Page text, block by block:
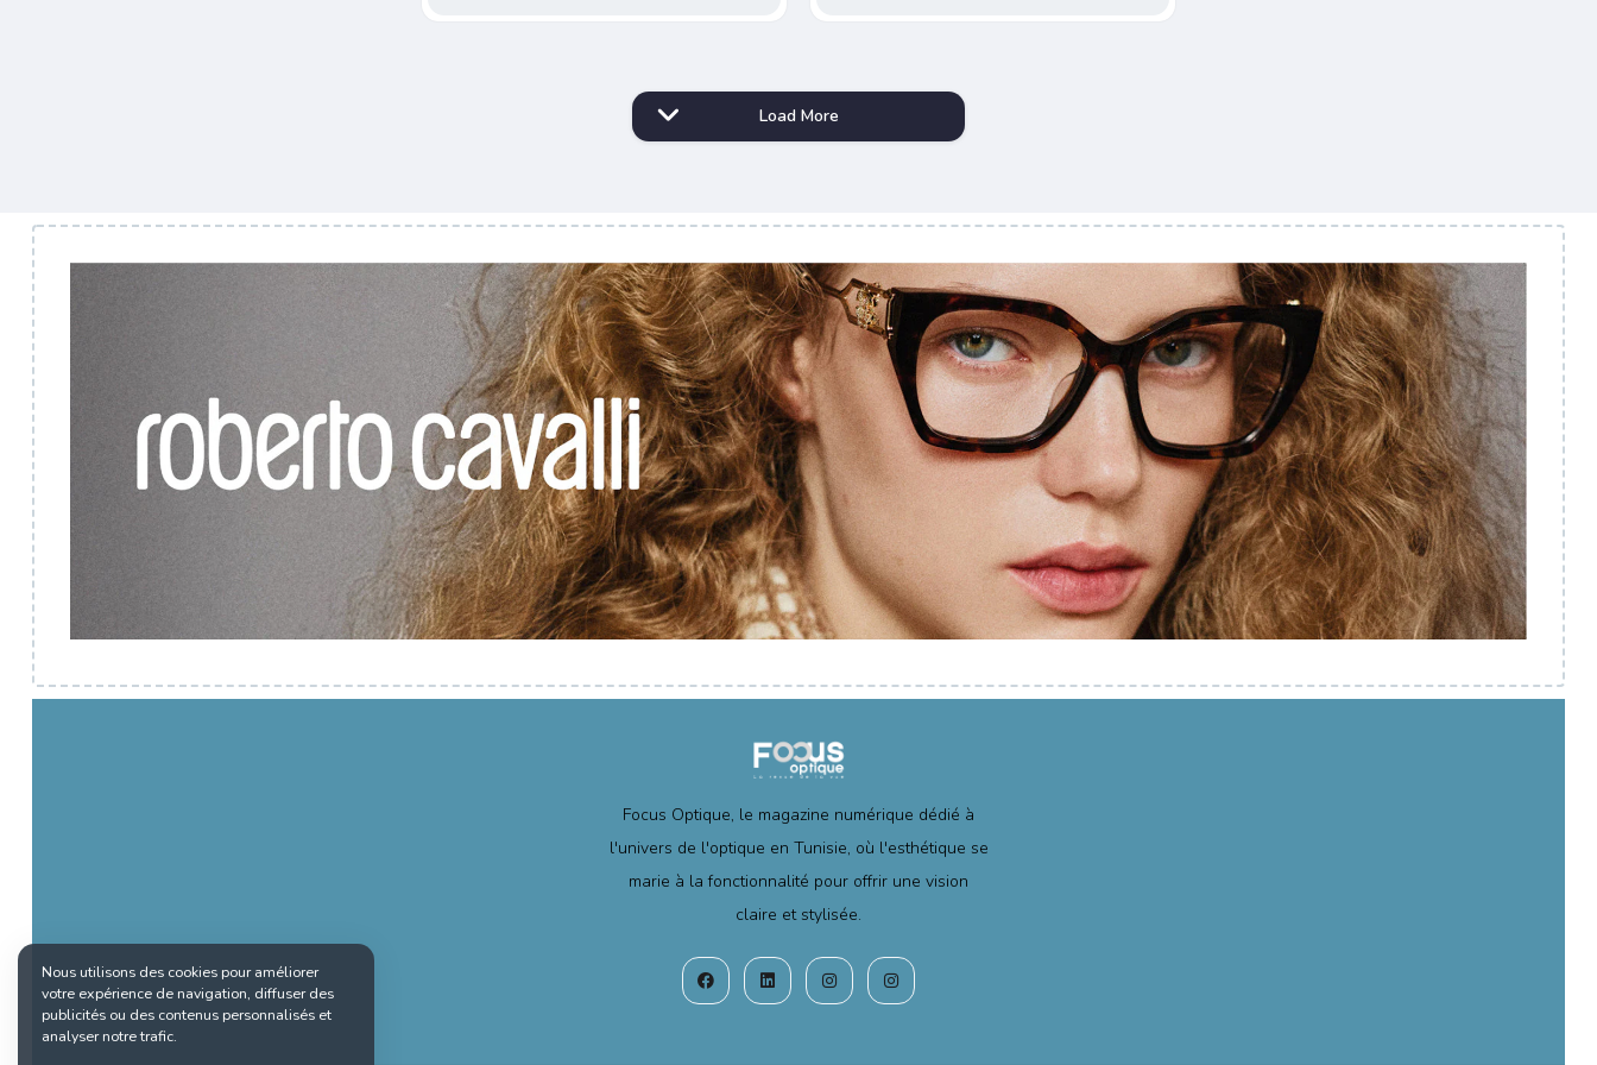
Load More
Focus Optique, le magazine numérique dédié à
l'univers de l'optique en Tunisie, où l'esthétique se
marie à la fonctionnalité pour offrir une vision
claire et stylisée.
Nous utilisons des cookies pour améliorer
votre expérience de navigation, diffuser des
publicités ou des contenus personnalisés et
analyser notre trafic.